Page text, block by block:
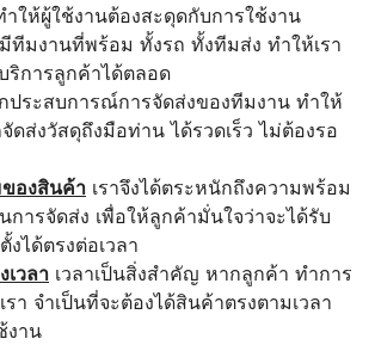
ให้ผู้ใช้งานต้องสะดุดกับการใช้งาน
ทีมงานที่พร้อม ทั้งรถ ทั้งทีมส่ง ทำให้เรา
ริการลูกค้าได้ตลอด
ประสบการณ์การจัดส่งของทีมงาน ทำให้
จัดส่งวัสดุถึงมือท่าน ได้รวดเร็ว ไม่ต้องรอ
องสินค้า เราจึงได้ตระหนักถึงความพร้อม
การจัดส่ง เพื่อให้ลูกค้ามั่นใจว่าจะได้รับ
ได้ตรงต่อเวลา
เวลา เวลาเป็นสิ่งสำคัญ หากลูกค้า ทำการ
า จำเป็นที่จะต้องได้สินค้าตรงตามเวลา
งาน